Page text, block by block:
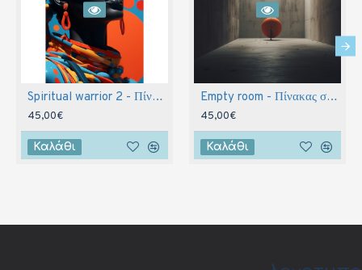
Spiritual warrior 2 - Πίνακας σε καμβά
45,00€
Καλάθι
Empty room - Πίνακας σε καμβά
45,00€
Καλάθι